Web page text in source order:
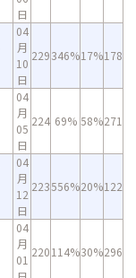
日
04
月
10
日
229346%17%178
04
月
05
日
224 69% 58%271
04
月
12
日
223556%20%122
04
月
01
220114%30%296